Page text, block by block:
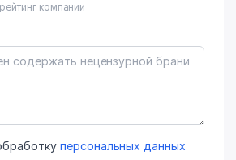
компании
персональных данных